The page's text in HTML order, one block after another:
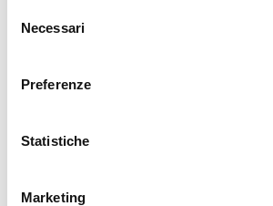
delNecessari
Preferenze
Statistiche
Marketing